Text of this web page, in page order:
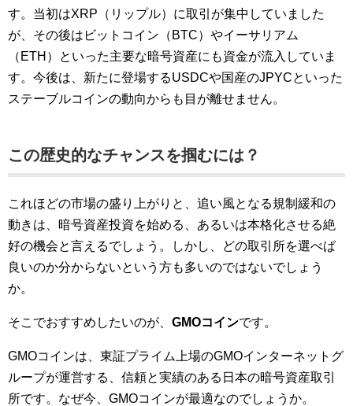
す。当初はXRP（リップル）に取引が集中していました
が、その後はビットコイン（BTC）やイーサリアム
（ETH）といった主要な暗号資産にも資金が流入していま
す。今後は、新たに登場するUSDCや国産のJPYCといった
ステーブルコインの動向からも目が離せません。
この歴史的なチャンスを掴むには？
これほどの市場の盛り上がりと、追い風となる規制緩和の
動きは、暗号資産投資を始める、あるいは本格化させる絶
好の機会と言えるでしょう。しかし、どの取引所を選べば
良いのか分からないという方も多いのではないでしょう
か。
そこでおすすめしたいのが、 GMOコインです。
GMOコインは、東証プライム上場のGMOインターネットグ
ループが運営する、信頼と実績のある日本の暗号資産取引
所です。なぜ今、GMOコインが最適なのでしょうか。